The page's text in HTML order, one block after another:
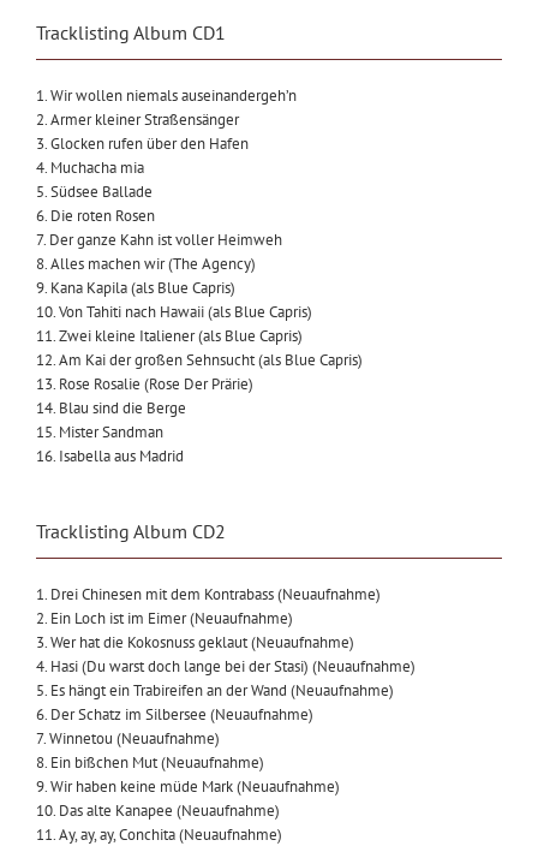
Tracklisting Album CD1
1. Wir wollen niemals auseinandergeh’n
2. Armer kleiner Straßensänger
3. Glocken rufen über den Hafen
4. Muchacha mia
5. Südsee Ballade
6. Die roten Rosen
7. Der ganze Kahn ist voller Heimweh
8. Alles machen wir (The Agency)
9. Kana Kapila (als Blue Capris)
10. Von Tahiti nach Hawaii (als Blue Capris)
11. Zwei kleine Italiener (als Blue Capris)
12. Am Kai der großen Sehnsucht (als Blue Capris)
13. Rose Rosalie (Rose Der Prärie)
14. Blau sind die Berge
15. Mister Sandman
16. Isabella aus Madrid
Tracklisting Album CD2
1. Drei Chinesen mit dem Kontrabass (Neuaufnahme)
2. Ein Loch ist im Eimer (Neuaufnahme)
3. Wer hat die Kokosnuss geklaut (Neuaufnahme)
4. Hasi (Du warst doch lange bei der Stasi) (Neuaufnahme)
5. Es hängt ein Trabireifen an der Wand (Neuaufnahme)
6. Der Schatz im Silbersee (Neuaufnahme)
7. Winnetou (Neuaufnahme)
8. Ein bißchen Mut (Neuaufnahme)
9. Wir haben keine müde Mark (Neuaufnahme)
10. Das alte Kanapee (Neuaufnahme)
11. Ay, ay, ay, Conchita (Neuaufnahme)